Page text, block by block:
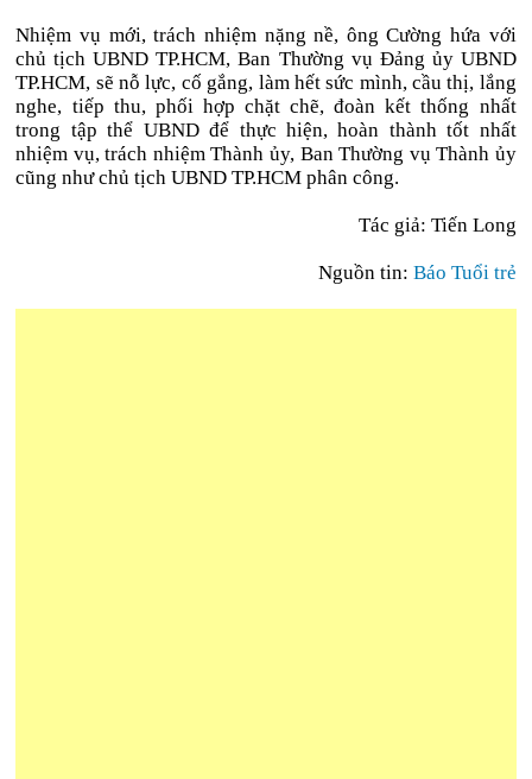
Nhiệm vụ mới, trách nhiệm nặng nề, ông Cường hứa với
chủ tịch UBND TP.HCM, Ban Thường vụ Đảng ủy UBND
TP.HCM, sẽ nỗ lực, cố gắng, làm hết sức mình, cầu thị, lắng
nghe, tiếp thu, phối hợp chặt chẽ, đoàn kết thống nhất
trong tập thể UBND để thực hiện, hoàn thành tốt nhất
nhiệm vụ, trách nhiệm Thành ủy, Ban Thường vụ Thành ủy
cũng như chủ tịch UBND TP.HCM phân công.
Tác giả: Tiến Long
Nguồn tin: Báo Tuổi trẻ